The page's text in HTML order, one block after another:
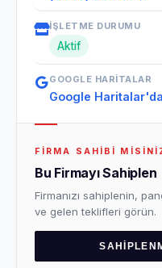
İŞLETME DURUMU
Aktif
GOOGLE HARITALAR
Google
FIRMA SAHIBI
Bu Firmayı Sahiplen
Firmanızı sahiplenin,
ve gelen teklifleri görün.